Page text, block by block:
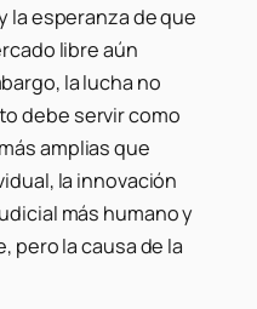
la esperanza de que
libre aún
la lucha no
debe servir como
amplias que
la innovación
más humano y
pero la causa de la